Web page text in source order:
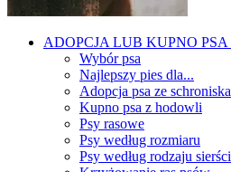
ADOPCJA LUB KUPNO PSA
Wybór psa
Najlepszy pies dla...
Adopcja psa ze schroniska
Kupno psa z hodowli
Psy rasowe
Psy według rozmiaru
Psy według rodzaju sierści